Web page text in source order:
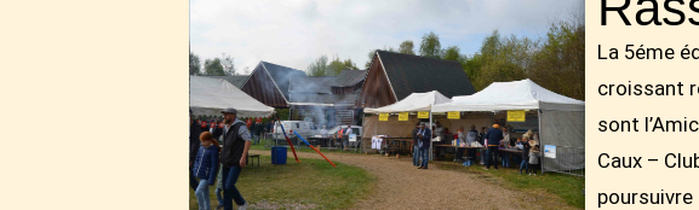
La 5éme
croissant
sont
Caux –
poursuivre